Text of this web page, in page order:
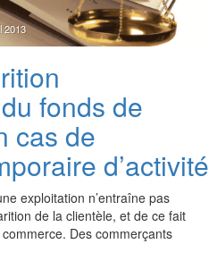
2013
fonds de
cas de
d’activité
exploitation n’entraîne pas
de la clientèle, et de ce fait
Des commerçants